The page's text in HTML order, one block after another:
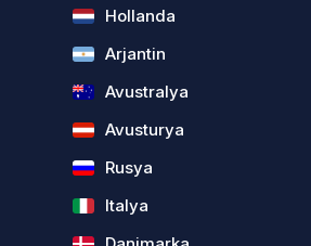
Hollanda
Arjantin
Avustralya
Avusturya
Rusya
Italya